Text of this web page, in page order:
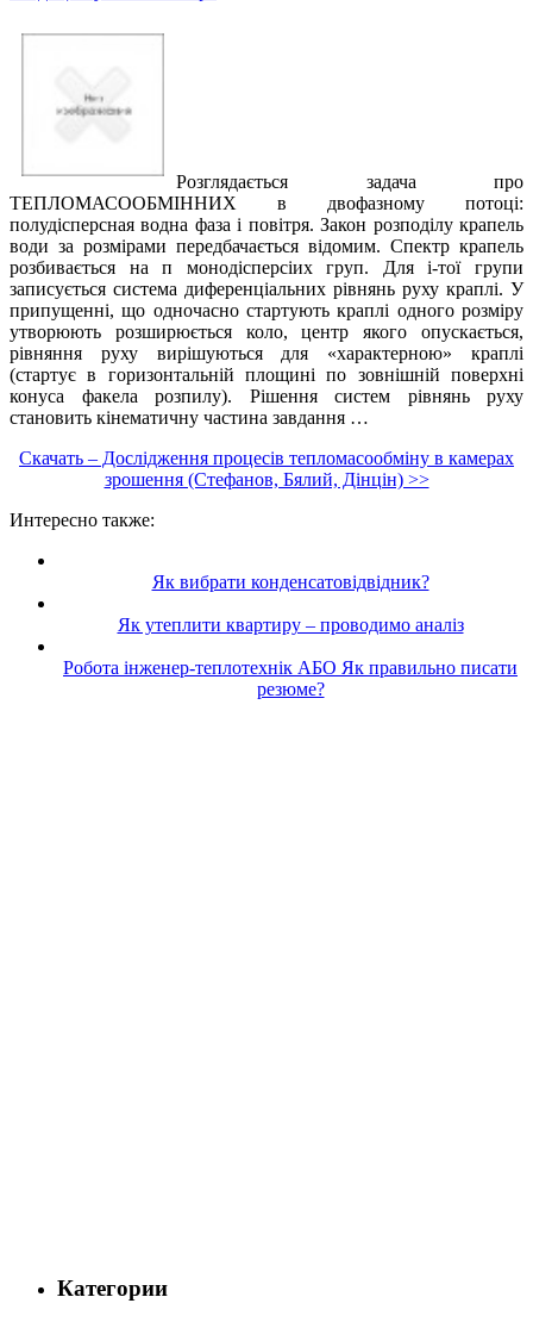
Розглядається задача про
ТЕПЛОМАСООБМІННИХ в двофазному потоці:
полудісперсная водна фаза і повітря. Закон розподілу крапель
води за розмірами передбачається відомим. Спектр крапель
розбивається на п монодісперсіих груп. Для і-тої групи
записується система диференціальних рівнянь руху краплі. У
припущенні, що одночасно стартують краплі одного розміру
утворюють розширюється коло, центр якого опускається,
рівняння руху вирішуються для «характерною» краплі
(стартує в горизонтальній площині по зовнішній поверхні
конуса факела розпилу). Рішення систем рівнянь руху
становить кінематичну частина завдання …
Скачать – Дослідження процесів тепломасообміну в камерах
зрошення (Стефанов, Бялий, Дінцін) >>
Интересно также:
Як вибрати конденсатовідвідник?
Як утеплити квартиру – проводимо аналіз
Робота інженер-теплотехнік АБО Як правильно писати
резюме?
Категории